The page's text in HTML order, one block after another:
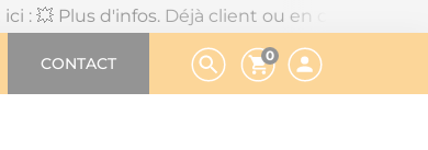
d'infos.Déjà client ou en chemin vers votre
CONTACT 0